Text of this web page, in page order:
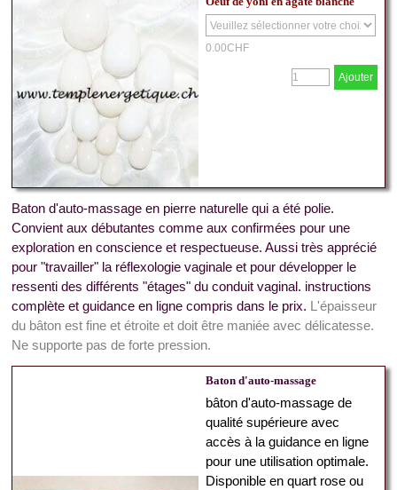
0.00CHF
Ajouter
Baton d'auto-massage en pierre naturelle qui a été polie.
Convient aux débutantes comme aux confirmées pour une
exploration en conscience et respectueuse. Aussi très apprécié
pour "travailler" la réflexologie vaginale et pour développer le
ressenti des différents "étages" du conduit vaginal. instructions
complète et guidance en ligne compris dans le prix.
L'épaisseur
du bâton est fine et étroite et doit être maniée avec délicatesse.
Ne supporte pas de forte pression.
Baton d'auto-massage
bâton d'auto-massage de
qualité supérieure avec
accès à la guidance en ligne
pour une utilisation optimale.
Disponible en quart rose ou